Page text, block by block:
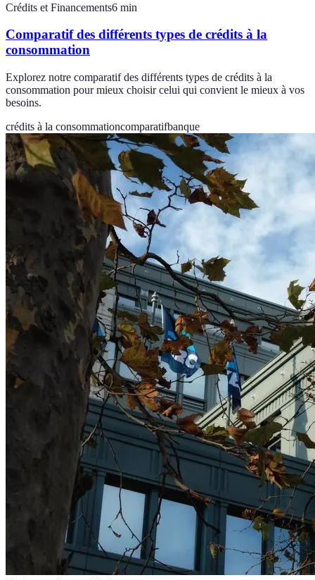
Crédits et Financements6 min
Comparatif des différents types de crédits à la
consommation
Explorez notre comparatif des différents types de crédits à la
consommation pour mieux choisir celui qui convient le mieux à vos
besoins.
crédits à la consommationcomparatifbanque